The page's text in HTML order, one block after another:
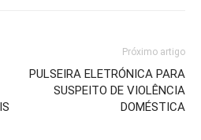
Próximo artigo
PULSEIRA ELETRÓNICA PARA
SUSPEITO DE VIOLÊNCIA
DOMÉSTICA